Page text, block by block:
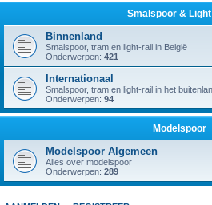
Smalspoor & Light
Binnenland
Smalspoor, tram en light-rail in België
Onderwerpen: 421
Internationaal
Smalspoor, tram en light-rail in het
Onderwerpen: 94
Modelspoor
Modelspoor Algemeen
Alles over modelspoor
Onderwerpen: 289